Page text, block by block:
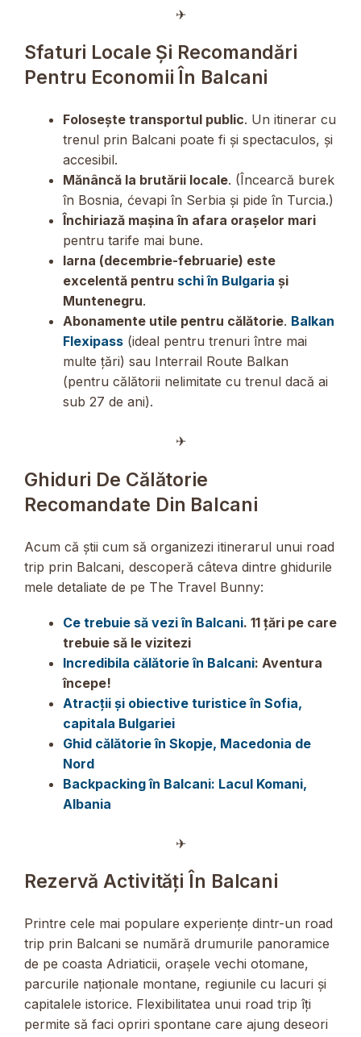
✈︎
Sfaturi Locale Și Recomandări
Pentru Economii În Balcani
Folosește transportul public. Un itinerar cu
trenul prin Balcani poate fi și spectaculos, și
accesibil.
Mănâncă la brutării locale. (Încearcă burek
în Bosnia, ćevapi în Serbia și pide în Turcia.)
Închiriază mașina în afara orașelor mari
pentru tarife mai bune.
Iarna (decembrie-februarie) este
excelentă pentru schi în Bulgaria și
Muntenegru.
Abonamente utile pentru călătorie. Balkan
Flexipass (ideal pentru trenuri între mai
multe țări) sau Interrail Route Balkan
(pentru călătorii nelimitate cu trenul dacă ai
sub 27 de ani).
✈︎
Ghiduri De Călătorie
Recomandate Din Balcani
Acum că știi cum să organizezi itinerarul unui road
trip prin Balcani, descoperă câteva dintre ghidurile
mele detaliate de pe The Travel Bunny:
Ce trebuie să vezi în Balcani. 11 țări pe care
trebuie să le vizitezi
Incredibila călătorie în Balcani: Aventura
începe!
Atracții și obiective turistice în Sofia,
capitala Bulgariei
Ghid călătorie în Skopje, Macedonia de
Nord
Backpacking în Balcani: Lacul Komani,
Albania
✈︎
Rezervă Activități În Balcani
Printre cele mai populare experiențe dintr-un road
trip prin Balcani se numără drumurile panoramice
de pe coasta Adriaticii, orașele vechi otomane,
parcurile naționale montane, regiunile cu lacuri și
capitalele istorice. Flexibilitatea unui road trip îți
permite să faci opriri spontane care ajung deseori